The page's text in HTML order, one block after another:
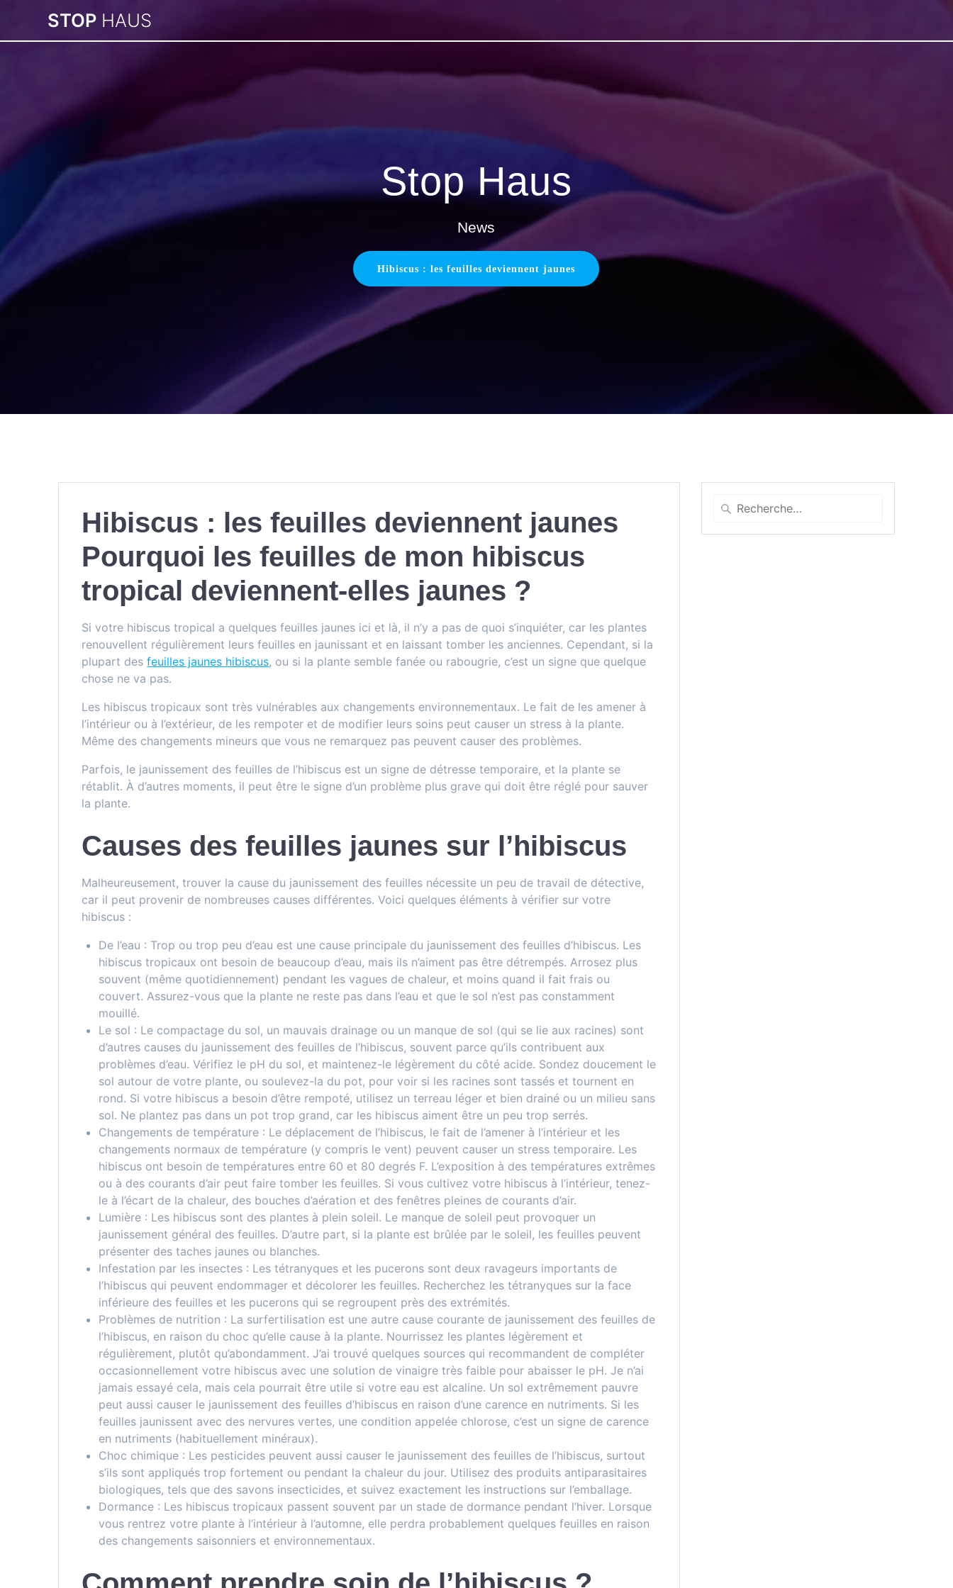
contenu
STOP HAUS
Stop Haus
News
Hibiscus : les feuilles deviennent jaunes
Hibiscus : les feuilles deviennent jaunes
Pourquoi les feuilles de mon hibiscus
tropical deviennent-elles jaunes ?
Si votre hibiscus tropical a quelques feuilles jaunes ici et là, il n’y a pas de quoi s’inquiéter, car les plantes
renouvellent régulièrement leurs feuilles en jaunissant et en laissant tomber les anciennes. Cependant, si la
plupart desfeuilles jaunes hibiscus, ou si la plante semble fanée ou rabougrie, c’est un signe que quelque
chose ne va pas.
Les hibiscus tropicaux sont très vulnérables aux changements environnementaux. Le fait de les amener à
l’intérieur ou à l’extérieur, de les rempoter et de modifier leurs soins peut causer un stress à la plante.
Même des changements mineurs que vous ne remarquez pas peuvent causer des problèmes.
Parfois, le jaunissement des feuilles de l’hibiscus est un signe de détresse temporaire, et la plante se
rétablit. À d’autres moments, il peut être le signe d’un problème plus grave qui doit être réglé pour sauver
la plante.
Causes des feuilles jaunes sur l’hibiscus
Malheureusement, trouver la cause du jaunissement des feuilles nécessite un peu de travail de détective,
car il peut provenir de nombreuses causes différentes. Voici quelques éléments à vérifier sur votre
hibiscus :
De l’eau : Trop ou trop peu d’eau est une cause principale du jaunissement des feuilles d’hibiscus. Les
hibiscus tropicaux ont besoin de beaucoup d’eau, mais ils n’aiment pas être détrempés. Arrosez plus
souvent (même quotidiennement) pendant les vagues de chaleur, et moins quand il fait frais ou
couvert. Assurez-vous que la plante ne reste pas dans l’eau et que le sol n’est pas constamment
mouillé.
Le sol : Le compactage du sol, un mauvais drainage ou un manque de sol (qui se lie aux racines) sont
d’autres causes du jaunissement des feuilles de l’hibiscus, souvent parce qu’ils contribuent aux
problèmes d’eau. Vérifiez le pH du sol, et maintenez-le légèrement du côté acide. Sondez doucement le
sol autour de votre plante, ou soulevez-la du pot, pour voir si les racines sont tassés et tournent en
rond. Si votre hibiscus a besoin d’être rempoté, utilisez un terreau léger et bien drainé ou un milieu sans
sol. Ne plantez pas dans un pot trop grand, car les hibiscus aiment être un peu trop serrés.
Changements de température : Le déplacement de l’hibiscus, le fait de l’amener à l’intérieur et les
changements normaux de température (y compris le vent) peuvent causer un stress temporaire. Les
hibiscus ont besoin de températures entre 60 et 80 degrés F. L’exposition à des températures extrêmes
ou à des courants d’air peut faire tomber les feuilles. Si vous cultivez votre hibiscus à l’intérieur, tenez-
le à l’écart de la chaleur, des bouches d’aération et des fenêtres pleines de courants d’air.
Lumière : Les hibiscus sont des plantes à plein soleil. Le manque de soleil peut provoquer un
jaunissement général des feuilles. D’autre part, si la plante est brûlée par le soleil, les feuilles peuvent
présenter des taches jaunes ou blanches.
Infestation par les insectes : Les tétranyques et les pucerons sont deux ravageurs importants de
l’hibiscus qui peuvent endommager et décolorer les feuilles. Recherchez les tétranyques sur la face
inférieure des feuilles et les pucerons qui se regroupent près des extrémités.
Problèmes de nutrition : La surfertilisation est une autre cause courante de jaunissement des feuilles de
l’hibiscus, en raison du choc qu’elle cause à la plante. Nourrissez les plantes légèrement et
régulièrement, plutôt qu’abondamment. J’ai trouvé quelques sources qui recommandent de compléter
occasionnellement votre hibiscus avec une solution de vinaigre très faible pour abaisser le pH. Je n’ai
jamais essayé cela, mais cela pourrait être utile si votre eau est alcaline. Un sol extrêmement pauvre
peut aussi causer le jaunissement des feuilles d’hibiscus en raison d’une carence en nutriments. Si les
feuilles jaunissent avec des nervures vertes, une condition appelée chlorose, c’est un signe de carence
en nutriments (habituellement minéraux).
Choc chimique : Les pesticides peuvent aussi causer le jaunissement des feuilles de l’hibiscus, surtout
s’ils sont appliqués trop fortement ou pendant la chaleur du jour. Utilisez des produits antiparasitaires
biologiques, tels que des savons insecticides, et suivez exactement les instructions sur l’emballage.
Dormance : Les hibiscus tropicaux passent souvent par un stade de dormance pendant l’hiver. Lorsque
vous rentrez votre plante à l’intérieur à l’automne, elle perdra probablement quelques feuilles en raison
des changements saisonniers et environnementaux.
Recherche
: